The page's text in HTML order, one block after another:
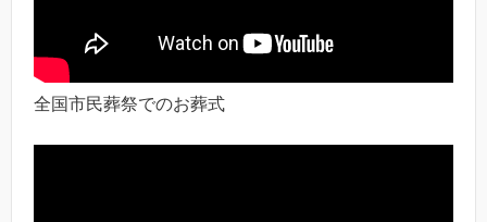
全国市民葬祭でのお葬式